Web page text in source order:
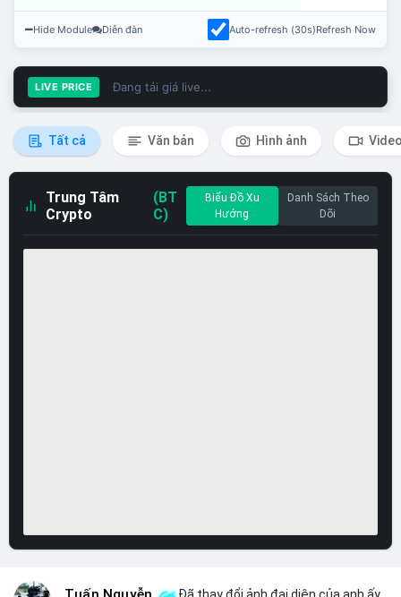
Hide Module Diễn đàn Auto-refresh (30s)Refresh Now
LIVE PRICE Đang tải giá live...
Tất cả Văn bản Hình ảnh
Trung Tâm
Crypto
(BT
C)
Biểu Đồ Xu
Hướng
Danh Sách Theo
Dõi